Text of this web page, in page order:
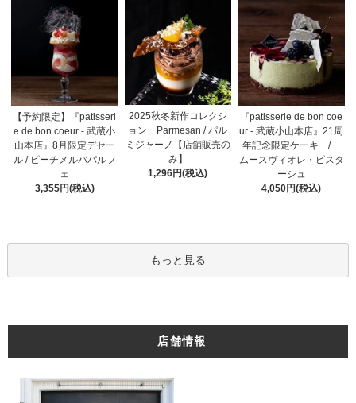
【予約限定】『patisseri
e de bon coeur - 武蔵小
山本店』8月限定デセー
ル / ピーチメルバパルフ
ェ
3,355円(税込)
2025秋冬新作コレクシ
ョン Parmesan / パル
ミジャーノ【店舗販売の
み】
1,296円(税込)
『patisserie de bon coe
ur - 武蔵小山本店』21周
年記念限定ケーキ /
ムースヴィオレ・ピスタ
ーシュ
4,050円(税込)
もっと見る
店舗情報